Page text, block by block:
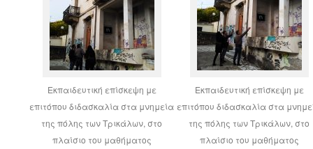
Εκπαιδευτική επίσκεψη με
επιτόπου διδασκαλία στα μνημεία
της πόλης των Τρικάλων, στο
πλαίσιο του μαθήματος
Εκπαιδευτική επίσκεψη με
επιτόπου διδασκαλία στα
της πόλης των Τρικάλων, στο
πλαίσιο του μαθήματος